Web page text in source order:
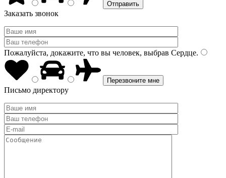
Заказать звонок
Пожалуйста, докажите, что вы человек, выбрав Сердце.
Письмо директору